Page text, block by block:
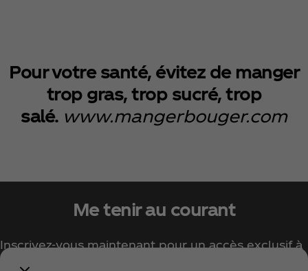
Pour votre santé, évitez de manger
trop gras, trop sucré, trop
salé. www.mangerbouger.com
Me tenir au courant
Inscrivez-vous maintenant pour un accès exclusif à
tout l'univers Coca‑Cola !